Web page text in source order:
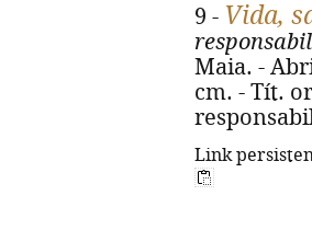
9 - Vida,
Maia. -
cm. - Tít.
Link